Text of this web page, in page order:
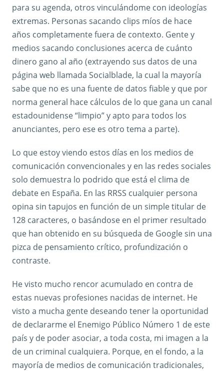
para su agenda, otros vinculándome con ideologías
extremas. Personas sacando clips míos de hace
años completamente fuera de contexto. Gente y
medios sacando conclusiones acerca de cuánto
dinero gano al año (extrayendo sus datos de una
página web llamada Socialblade, la cual la mayoría
sabe que no es una fuente de datos fiable y que por
norma general hace cálculos de lo que gana un canal
estadounidense “limpio” y apto para todos los
anunciantes, pero ese es otro tema a parte).
Lo que estoy viendo estos días en los medios de
comunicación convencionales y en las redes sociales
solo demuestra lo podrido que está el clima de
debate en España. En las RRSS cualquier persona
opina sin tapujos en función de un simple titular de
128 caracteres, o basándose en el primer resultado
que han obtenido en su búsqueda de Google sin una
pizca de pensamiento crítico, profundización o
contraste.
He visto mucho rencor acumulado en contra de
estas nuevas profesiones nacidas de internet. He
visto a mucha gente deseando tener la oportunidad
de declararme el Enemigo Público Número 1 de este
país y de poder asociar, a toda costa, mi imagen a la
de un criminal cualquiera. Porque, en el fondo, a la
mayoría de medios de comunicación tradicionales,